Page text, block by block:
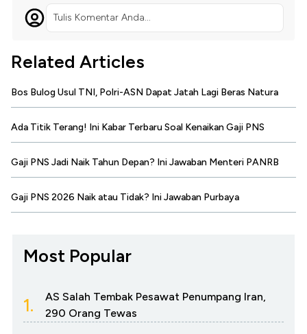
Tulis Komentar Anda...
Related Articles
Bos Bulog Usul TNI, Polri-ASN Dapat Jatah Lagi Beras Natura
Ada Titik Terang! Ini Kabar Terbaru Soal Kenaikan Gaji PNS
Gaji PNS Jadi Naik Tahun Depan? Ini Jawaban Menteri PANRB
Gaji PNS 2026 Naik atau Tidak? Ini Jawaban Purbaya
Most Popular
1.
AS Salah Tembak Pesawat Penumpang Iran,
290 Orang Tewas